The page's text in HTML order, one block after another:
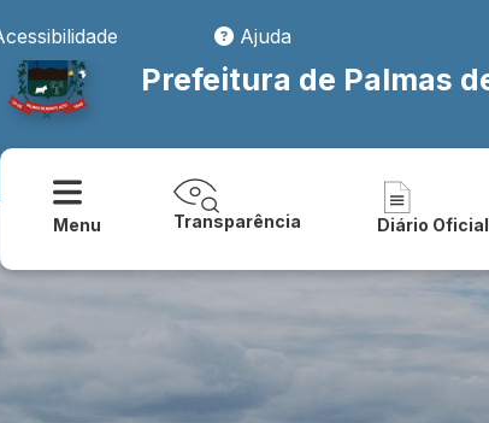
Ajuda
Prefeitura de Palmas
Menu Transparência Diário Oficial